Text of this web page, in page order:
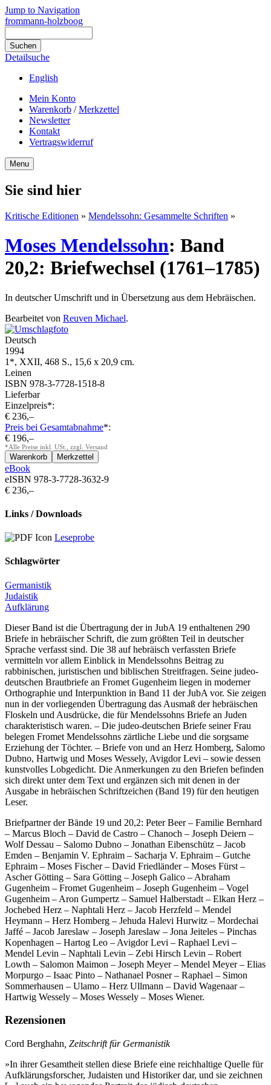
Jump to Navigation
frommann-holzboog
Detailsuche
English
Mein Konto
Warenkorb /Merkzettel
Newsletter
Kontakt
Vertragswiderruf
Menu
Sie sind hier
Kritische Editionen » Mendelssohn: Gesammelte Schriften »
Moses Mendelssohn: Band
20,2: Briefwechsel (1761–1785)
In deutscher Umschrift und in Übersetzung aus dem Hebräischen.
Bearbeitet von Reuven Michael.
Deutsch
1994
1*, XXII, 468 S., 15,6 x 20,9 cm.
Leinen
ISBN 978-3-7728-1518-8
Lieferbar
Einzelpreis*:
€ 236,–
Preis bei Gesamtabnahme*:
€ 196,–
*Alle Preise inkl. USt., zzgl. Versand
eBook
eISBN 978-3-7728-3632-9
€ 236,–
Links / Downloads
Leseprobe
Schlagwörter
Germanistik
Judaistik
Aufklärung
Dieser Band ist die Übertragung der in JubA 19 enthaltenen 290
Briefe in hebräischer Schrift, die zum größten Teil in deutscher
Sprache verfasst sind. Die 38 auf hebräisch verfassten Briefe
vermitteln vor allem Einblick in Mendelssohns Beitrag zu
rabbinischen, juristischen und biblischen Streitfragen. Seine judeo-
deutschen Brautbriefe an Fromet Gugenheim liegen in moderner
Orthographie und Interpunktion in Band 11 der JubA vor. Sie zeigen
nun in der vorliegenden Übertragung das Ausmaß der hebräischen
Floskeln und Ausdrücke, die für Mendelssohns Briefe an Juden
charakteristisch waren. – Die judeo-deutschen Briefe seiner Frau
belegen Fromet Mendelssohns zärtliche Liebe und die sorgsame
Erziehung der Töchter. – Briefe von und an Herz Homberg, Salomo
Dubno, Hartwig und Moses Wessely, Avigdor Levi – sowie dessen
kunstvolles Lobgedicht. Die Anmerkungen zu den Briefen befinden
sich direkt unter dem Text und ergänzen sich mit denen in der
Ausgabe in hebräischen Schriftzeichen (Band 19) für den heutigen
Leser.
Briefpartner der Bände 19 und 20,2: Peter Beer – Familie Bernhard
– Marcus Bloch – David de Castro – Chanoch – Joseph Deiern –
Wolf Dessau – Salomo Dubno – Jonathan Eibenschütz – Jacob
Emden – Benjamin V. Ephraim – Sacharja V. Ephraim – Gutche
Ephraim – Moses Fischer – David Friedländer – Moses Fürst –
Ascher Götting – Sara Götting – Joseph Galico – Abraham
Gugenheim – Fromet Gugenheim – Joseph Gugenheim – Vogel
Gugenheim – Aron Gumpertz – Samuel Halberstadt – Elkan Herz –
Jochebed Herz – Naphtali Herz – Jacob Herzfeld – Mendel
Heymann – Herz Homberg – Jehuda Halevi Hurwitz – Mordechai
Jaffé – Jacob Jareslaw – Joseph Jareslaw – Jona Jeiteles – Pinchas
Kopenhagen – Hartog Leo – Avigdor Levi – Raphael Levi –
Mendel Levin – Naphtali Levin – Zebi Hirsch Levin – Robert
Lowth – Salomon Maimon – Joseph Meyer – Mendel Meyer – Elias
Morpurgo – Isaac Pinto – Nathanael Posner – Raphael – Simon
Sommerhausen – Ulamo – Herz Ullmann – David Wagenaar –
Hartwig Wessely – Moses Wessely – Moses Wiener.
Rezensionen
Cord Berghahn , Zeitschrift für Germanistik
»In ihrer Gesamtheit stellen diese Briefe eine reichhaltige Quelle für
Aufklärungsforscher, Judaisten und Historiker dar, und sie zeichnen